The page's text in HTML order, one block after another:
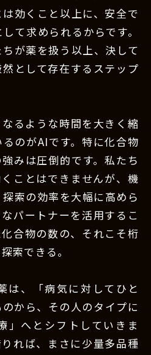
効くこと以上に、安全で
て求められるからです。
が薬を扱う以上、決して
として存在するステップ
るような時間を大きく縮
のがAIです。特に化合物
みは圧倒的です。私たち
ことはできませんが、機
索の効率を大幅に高めら
パートナーを活用するこ
合物の数の、それこそ桁
索できる。
は、「病気に対してひと
から、その人のタイプに
」へとシフトしていきま
れば、まさに少量多品種